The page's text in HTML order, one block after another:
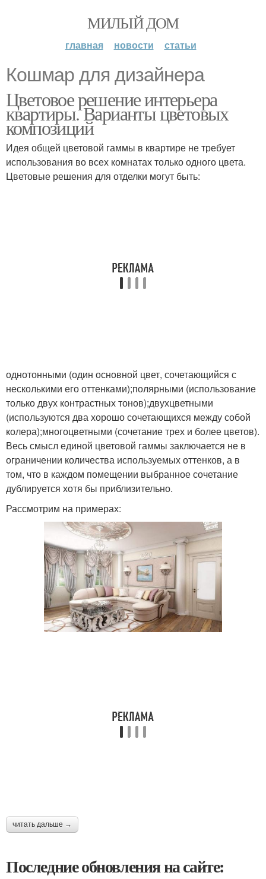
МИЛЫЙ ДОМ
главная новости статьи
Кошмар для дизайнера
Цветовое решение интерьера
квартиры. Варианты цветовых
композиций
Идея общей цветовой гаммы в квартире не требует
использования во всех комнатах только одного цвета.
Цветовые решения для отделки могут быть:
однотонными (один основной цвет, сочетающийся с
несколькими его оттенками);полярными (использование
только двух контрастных тонов);двухцветными
(используются два хорошо сочетающихся между собой
колера);многоцветными (сочетание трех и более цветов).
Весь смысл единой цветовой гаммы заключается не в
ограничении количества используемых оттенков, а в
том, что в каждом помещении выбранное сочетание
дублируется хотя бы приблизительно.
Рассмотрим на примерах:
читать дальше →
Последние обновления на сайте: